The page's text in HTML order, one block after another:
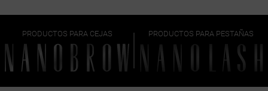
PRODUCTOS PARA CEJAS PRODUCTOS PARA PESTAÑAS